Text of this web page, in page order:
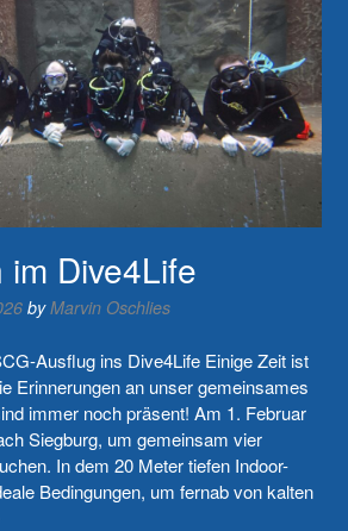
Dive4Life
byMarvin Oschlies
Ausflug ins Dive4Life Einige Zeit ist
Erinnerungen an unser gemeinsames
immer noch präsent! Am 1. Februar
Siegburg, um gemeinsam vier
In dem 20 Meter tiefen Indoor-
Bedingungen, um fernab von kalten